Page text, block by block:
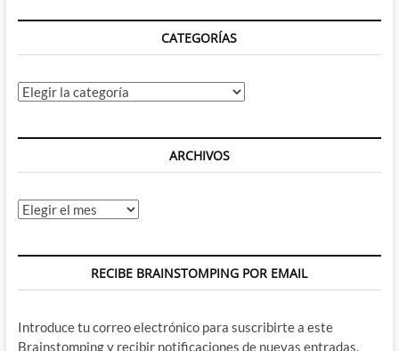
CATEGORÍAS
Categorías
ARCHIVOS
Archivos
RECIBE BRAINSTOMPING POR EMAIL
Introduce tu correo electrónico para suscribirte a este
Brainstomping y recibir notificaciones de nuevas entradas.